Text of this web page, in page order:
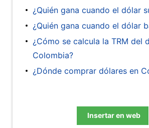
¿Quién gana cuando el dólar
¿Quién gana cuando el dólar
¿Cómo se calcula la TRM del
Colombia?
¿Dónde comprar dólares en
Insertar en web